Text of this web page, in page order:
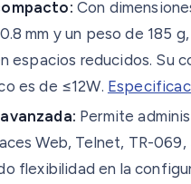
Con
mm y un peso de 185
espacios reducidos. Su
es de ≤12W.
Permite
Web, Telnet, TR-069,
flexibilidad en la